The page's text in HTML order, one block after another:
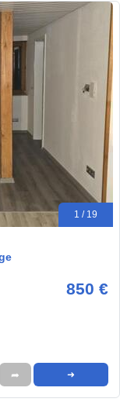
1 / 19
850 €
➦ ➜